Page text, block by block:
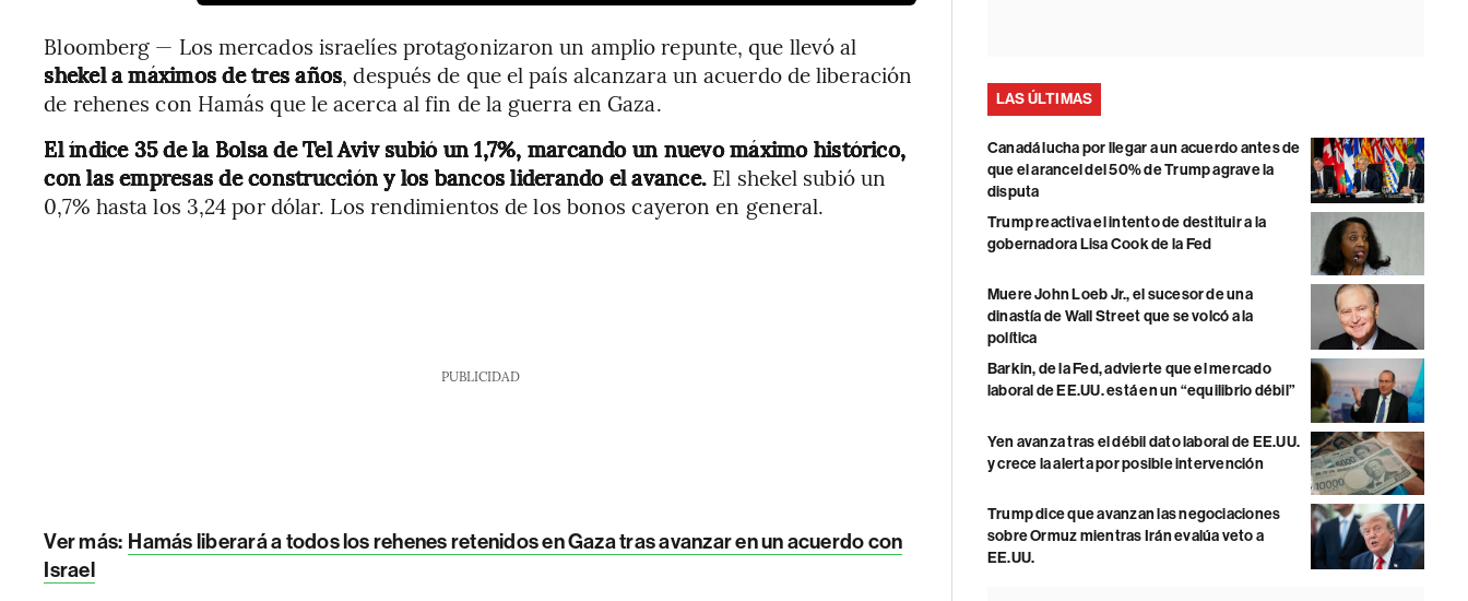
Bloomberg — Los mercados israelíes protagonizaron un amplio repunte, que llevó al
shekel a máximos de tres años, después de que el país alcanzara un acuerdo de liberación
de rehenes con Hamás que le acerca al fin de la guerra en Gaza.
El índice 35 de la Bolsa de Tel Aviv subió un 1,7%, marcando un nuevo máximo histórico,
con las empresas de construcción y los bancos liderando el avance. El shekel subió un
0,7% hasta los 3,24 por dólar. Los rendimientos de los bonos cayeron en general.
PUBLICIDAD
Ver más: Hamás liberará a todos los rehenes retenidos en Gaza tras avanzar en un acuerdo con
Israel
LAS ÚLTIMAS
Canadá lucha por llegar a un acuerdo antes de
que el arancel del 50% de Trump agrave la
disputa
Trump reactiva el intento de destituir a la
gobernadora Lisa Cook de la Fed
Muere John Loeb Jr., el sucesor de una
dinastía de Wall Street que se volcó a la
política
Barkin, de la Fed, advierte que el mercado
laboral de EE.UU. está en un “equilibrio débil”
Yen avanza tras el débil dato laboral de EE.UU.
y crece la alerta por posible intervención
Trump dice que avanzan las negociaciones
sobre Ormuz mientras Irán evalúa veto a
EE.UU.